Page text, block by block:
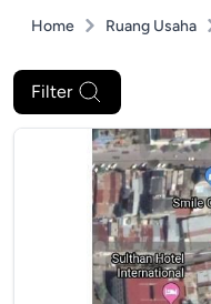
Home Ruang Usaha
Filter